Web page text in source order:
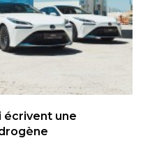
écrivent une